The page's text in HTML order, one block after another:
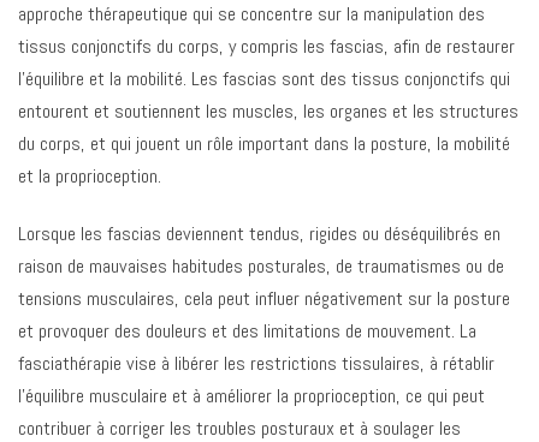
approche thérapeutique qui se concentre sur la manipulation des
tissus conjonctifs du corps, y compris les fascias, afin de restaurer
l’équilibre et la mobilité. Les fascias sont des tissus conjonctifs qui
entourent et soutiennent les muscles, les organes et les structures
du corps, et qui jouent un rôle important dans la posture, la mobilité
et la proprioception.
Lorsque les fascias deviennent tendus, rigides ou déséquilibrés en
raison de mauvaises habitudes posturales, de traumatismes ou de
tensions musculaires, cela peut influer négativement sur la posture
et provoquer des douleurs et des limitations de mouvement. La
fasciathérapie vise à libérer les restrictions tissulaires, à rétablir
l’équilibre musculaire et à améliorer la proprioception, ce qui peut
contribuer à corriger les troubles posturaux et à soulager les